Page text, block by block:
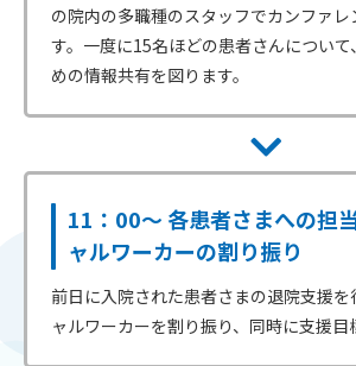
の院内の多職種のスタッフでカンファレ
す。一度に15名ほどの患者さんについ
めの情報共有を図ります。
11：00～ 各患者さまへの担
ャルワーカーの割り振り
前日に入院された患者さまの退院支援を
ャルワーカーを割り振り、同時に支援目